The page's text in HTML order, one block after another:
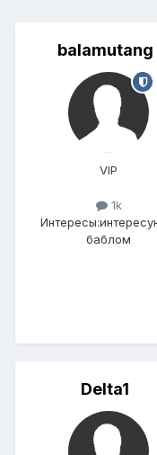
balamutang
VIP
1k
Интересы:
баблом
Delta1